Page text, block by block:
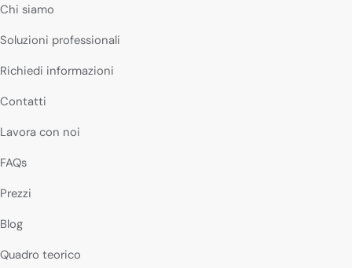
Chi siamo
Soluzioni professionali
Richiedi informazioni
Contatti
Lavora con noi
FAQs
Prezzi
Blog
Quadro teorico